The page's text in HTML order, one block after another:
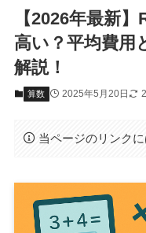
【2026年最新
高い？平均費用
解説！
算数 2025年5月20日
当ページのリンク